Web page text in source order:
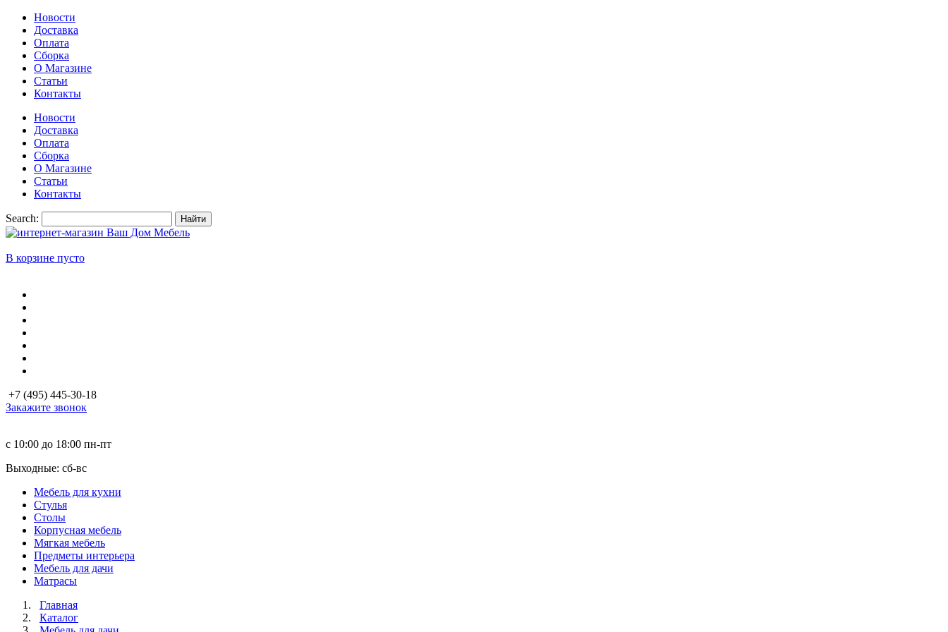
Новости
Доставка
Оплата
Сборка
О Магазине
Статьи
Контакты
Новости
Доставка
Оплата
Сборка
О Магазине
Статьи
Контакты
Search: Найти
В корзине пусто
+7 (495) 445-30-18
Закажите звонок
с 10:00 до 18:00 пн-пт
Выходные: сб-вc
Мебель для кухни
Стулья
Столы
Корпусная мебель
Мягкая мебель
Предметы интерьера
Мебель для дачи
Матраcы
Главная
Каталог